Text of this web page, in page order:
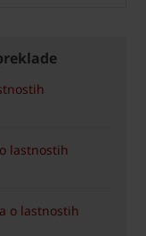
lastnostih
o lastnostih